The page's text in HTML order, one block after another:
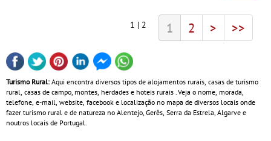
1 | 2 1 2 > >>
Turismo Rural: Aqui encontra diversos tipos de alojamentos rurais, casas de turismo
rural, casas de campo, montes, herdades e hoteis rurais . Veja o nome, morada,
telefone, e-mail, website, facebook e localização no mapa de diversos locais onde
fazer turismo rural e de natureza no Alentejo, Gerês, Serra da Estrela, Algarve e
noutros locais de Portugal.